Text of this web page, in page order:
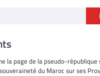
la page de la pseudo-
du Maroc sur ses